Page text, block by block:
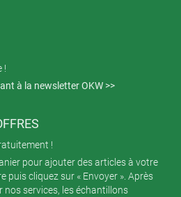
!
à la newsletter OKW >>
!
pour ajouter des articles à votre
puis cliquez sur « Envoyer ». Après
services, les échantillons